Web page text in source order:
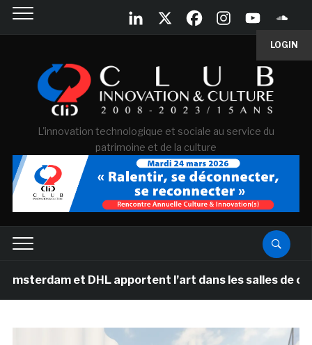
LOGIN
L'innovation technologique et sociale au service du
patrimoine et de la culture
et DHL apportent l’art dans les salles de classe